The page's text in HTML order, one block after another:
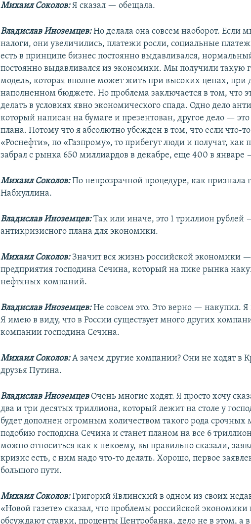
Михаил Соколов:Я сказал — обещала.
Владислав Иноземцев:Но делала она совсем наоборот. Если
налоги, они увеличились, платежи росли, социальные
есть в принципе бизнес постоянно выдавливался,
постоянно выдавливался из экономики. Мы получили такую
модель, которая вполне может жить при высоких ценах, при
наполненном бюджете. Но проблема заключается в том, что
делать в условиях явно экономического спада. Одно дело
который написан на бумаге и презентован, другое дело —
плана. Потому что я абсолютно убежден в том, что если что-
«Роснефти», по «Газпрому», то прибегут люди и получат, как
забрал с рынка 650 миллиардов в декабре, еще 400 в январе
Михаил Соколов:По непрозрачной процедуре, как признала
Набиуллина.
Владислав Иноземцев:Так или иначе, это 1 триллион рублей
антикризисного плана для экономики.
Михаил Соколов:Значит вся жизнь российской экономики
предприятия господина Сечина, который на пике рынка
нефтяных компаний.
Владислав Иноземцев:Не совсем это. Это верно — накупил.
Я имею в виду, что в России существует много других
компании господина Сечина.
Михаил Соколов:А зачем другие компании? Они не ходят в
друзья Путина.
Владислав Иноземцев Очень многие ходят. Я просто хочу
два и три десятых триллиона, который лежит на столе у
будет дополнен огромным количеством такого рода срочных
подобию господина Сечина и станет планом на все 6
можно относиться как к некоему, вы правильно сказали,
кризис есть, с ним надо что-то делать. Хорошо, первое
большого пути.
Михаил Соколов:Григорий Явлинский в одном из своих
«Новой газете» сказал, что проблемы российской экономики
обсуждают ставки, проценты Центробанка, дело не в этом, а